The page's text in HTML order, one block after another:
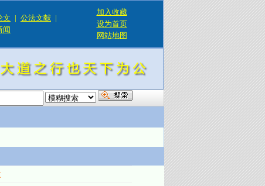
文 | 公法文献 |
闻
加入收藏
设为首页
网站地图